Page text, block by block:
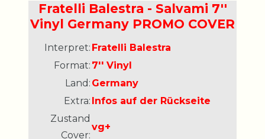
Fratelli Balestra - Salvami 7''
Vinyl Germany PROMO COVER
Interpret: Fratelli Balestra
Format: 7'' Vinyl
Land: Germany
Extra: Infos auf der Rückseite
Zustand
Cover:
vg+